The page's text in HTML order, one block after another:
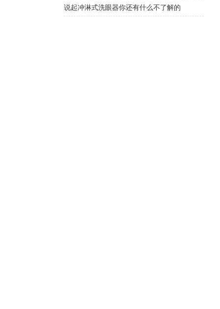
说起冲淋式洗眼器你还有什么不了解的